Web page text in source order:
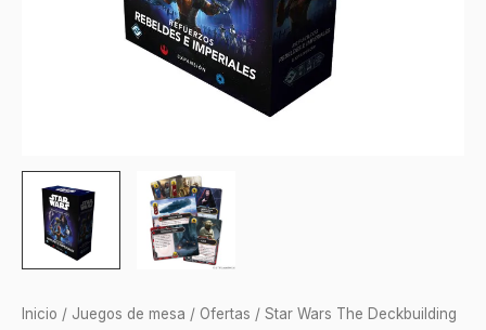
Inicio / Juegos de mesa / Ofertas / Star Wars The Deckbuilding